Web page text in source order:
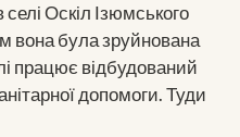
Оскіл Ізюмського
вона була зруйнована
працює відбудований
допомоги. Туди